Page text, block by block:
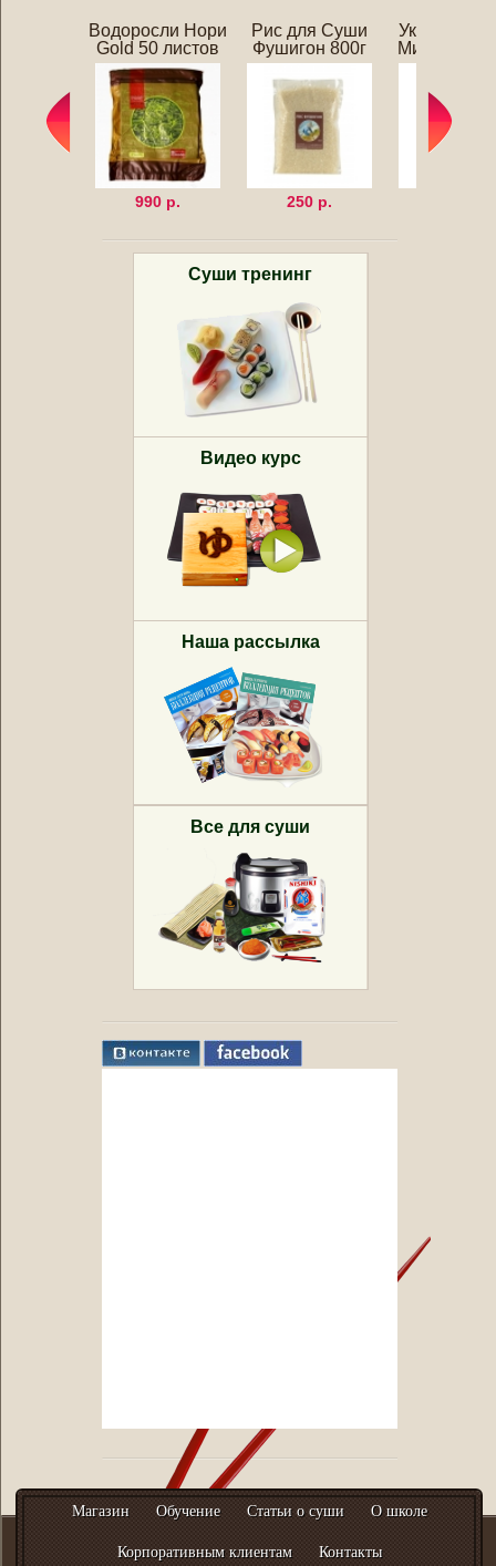
Водоросли Нори
Gold 50 листов
990 р.
Рис для Суши
Фушигон 800г
250 р.
Уксус для
Мицукан
Суши тренинг
Видео курс
Наша рассылка
Все для суши
Магазин Обучение Статьи о суши О школе
Корпоративным клиентам Контакты